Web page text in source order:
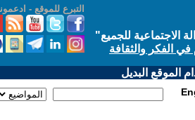
التبرع للموقع -
للجميع"
الفكر والثقافة
الموقع البديل